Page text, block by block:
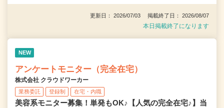
更新日： 2026/07/03 掲載終了日： 2026/08/07
本日掲載終了になります
NEW
アンケートモニター（完全在宅）
株式会社 クラウドワーカー
業務委託 登録制 在宅・内職
美容系モニター募集！単発もOK♪【人気の完全在宅♪】当